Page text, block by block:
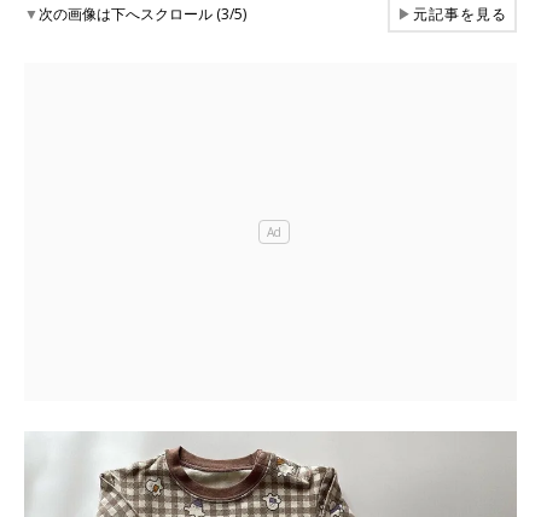
▼次の画像は下へスクロール (3/5) ▶元記事を見る